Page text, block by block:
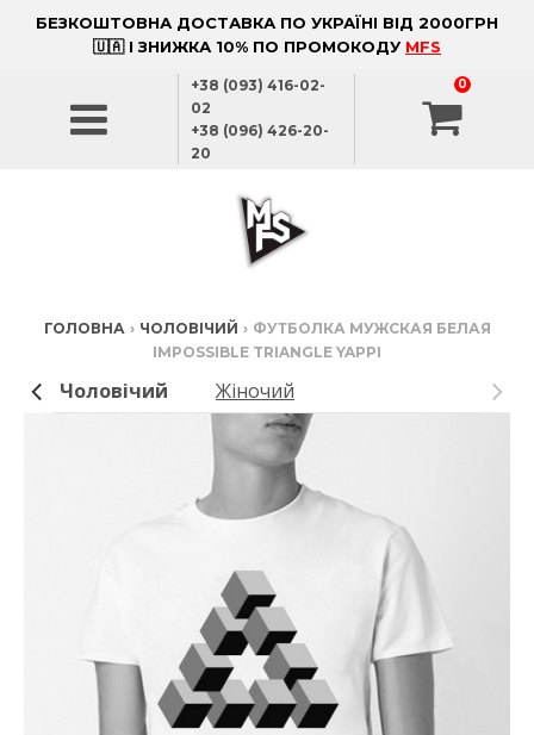
БЕЗКОШТОВНА ДОСТАВКА ПО УКРАЇНІ ВІД 2000ГРН
🇺🇦 І ЗНИЖКА 10% ПО ПРОМОКОДУ MFS
+38 (093) 416-02-
02
+38 (096) 426-20-
20
0
ГОЛОВНА › ЧОЛОВІЧИЙ › ФУТБОЛКА МУЖСКАЯ БЕЛАЯ
IMPOSSIBLE TRIANGLE YAPPI
Чоловічий Жіночий